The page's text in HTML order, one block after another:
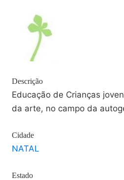
Descrição
Educação de Crianças
da arte, no campo da
Cidade
NATAL
Estado